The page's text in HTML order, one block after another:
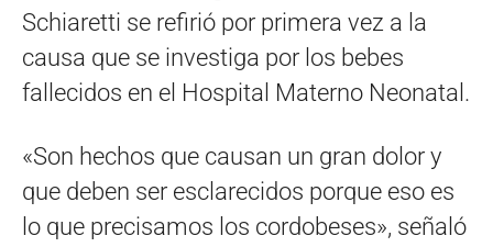
Schiaretti se refirió por primera vez a la
causa que se investiga por los bebes
fallecidos en el Hospital Materno Neonatal.
«Son hechos que causan un gran dolor y
que deben ser esclarecidos porque eso es
lo que precisamos los cordobeses», señaló